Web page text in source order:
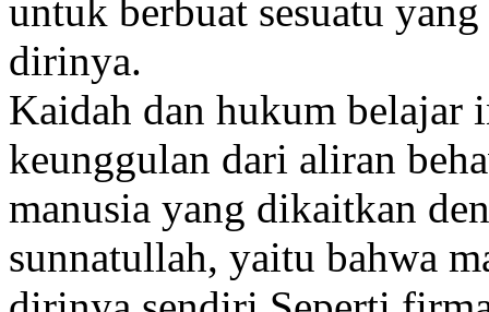
untuk berbuat sesuatu
dirinya.
Kaidah dan hukum belajar
keunggulan dari aliran
manusia yang dikaitkan
sunnatullah, yaitu bahwa